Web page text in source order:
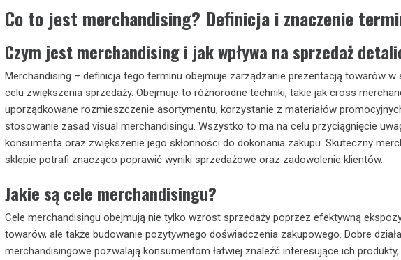
Co to jest merchandising? Definicja i znaczenie
Czym jest merchandising i jak wpływa na sprzedaż
Merchandising – definicja tego terminu obejmuje zarządzanie prezentacją towarów w
celu zwiększenia sprzedaży. Obejmuje to różnorodne techniki, takie jak cross
uporządkowane rozmieszczenie asortymentu, korzystanie z materiałów
stosowanie zasad visual merchandisingu. Wszystko to ma na celu przyciągnięcie
konsumenta oraz zwiększenie jego skłonności do dokonania zakupu. Skuteczny
sklepie potrafi znacząco poprawić wyniki sprzedażowe oraz zadowolenie klientów.
Jakie są cele merchandisingu?
Cele merchandisingu obejmują nie tylko wzrost sprzedaży poprzez efektywną
towarów, ale także budowanie pozytywnego doświadczenia zakupowego. Dobre
merchandisingowe pozwalają konsumentom łatwiej znaleźć interesujące ich produkty,